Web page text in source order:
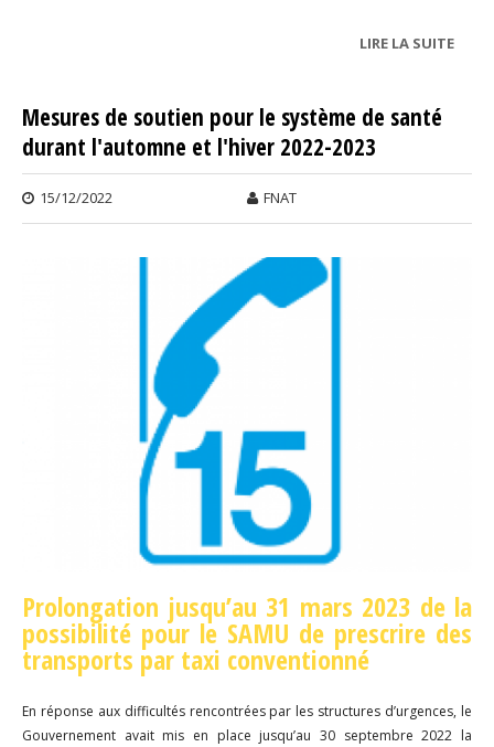
LIRE LA SUITEDE
Mesures de soutien pour le système de santé
durant l'automne et l'hiver 2022-2023
15/12/2022 FNAT
Prolongation jusqu’au 31 mars 2023 de la
possibilité pour le SAMU de prescrire des
transports par taxi conventionné
En réponse aux difficultés rencontrées par les structures d’urgences, le
Gouvernement avait mis en place jusqu’au 30 septembre 2022 la